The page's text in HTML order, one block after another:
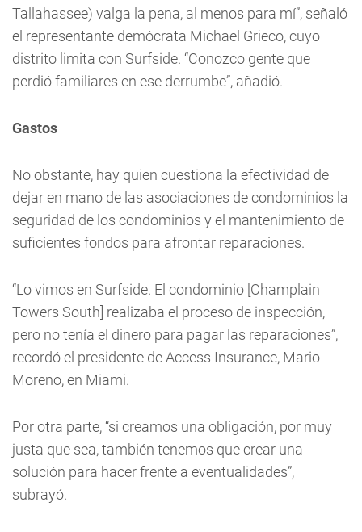
Tallahassee) valga la pena, al menos para mí”, señaló
el representante demócrata Michael Grieco, cuyo
distrito limita con Surfside. “Conozco gente que
perdió familiares en ese derrumbe”, añadió.
Gastos
No obstante, hay quien cuestiona la efectividad de
dejar en mano de las asociaciones de condominios la
seguridad de los condominios y el mantenimiento de
suficientes fondos para afrontar reparaciones.
“Lo vimos en Surfside. El condominio [Champlain
Towers South] realizaba el proceso de inspección,
pero no tenía el dinero para pagar las reparaciones”,
recordó el presidente de Access Insurance, Mario
Moreno, en Miami.
Por otra parte, “si creamos una obligación, por muy
justa que sea, también tenemos que crear una
solución para hacer frente a eventualidades”,
subrayó.